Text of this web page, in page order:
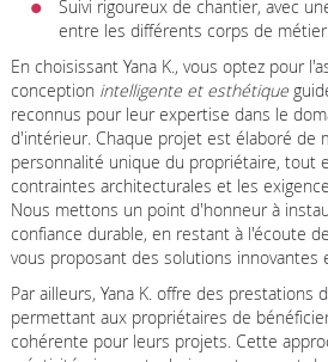
Suivi rigoureux de chantier, avec
entre les différents corps de métier
En choisissant Yana K., vous optez pour
conception intelligente et esthétique
reconnus pour leur expertise dans le
d'intérieur. Chaque projet est élaboré de
personnalité unique du propriétaire, tout
contraintes architecturales et les
Nous mettons un point d'honneur à
confiance durable, en restant à l'écoute
vous proposant des solutions innovantes
Par ailleurs, Yana K. offre des prestations
permettant aux propriétaires de
cohérente pour leurs projets. Cette